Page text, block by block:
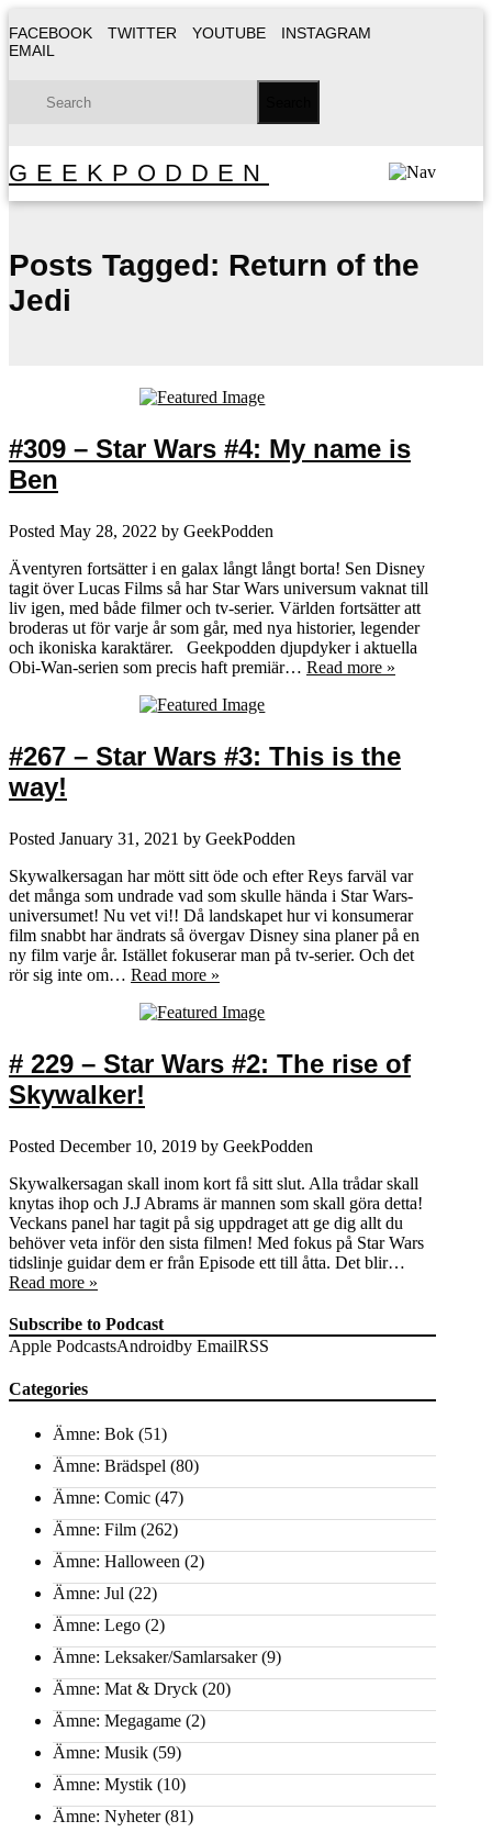
FACEBOOK TWITTER YOUTUBE
INSTAGRAM
EMAIL
GEEKPODDEN
Posts Tagged: Return of the
Jedi
#309 – Star Wars #4: My name is
Ben
Posted May 28, 2022 by GeekPodden
Äventyren fortsätter i en galax långt långt borta! Sen Disney
tagit över Lucas Films så har Star Wars universum vaknat till
liv igen, med både filmer och tv-serier. Världen fortsätter att
broderas ut för varje år som går, med nya historier, legender
och ikoniska karaktärer. Geekpodden djupdyker i aktuella
Obi-Wan-serien som precis haft premiär… Read more »
#267 – Star Wars #3: This is the
way!
Posted January 31, 2021 by GeekPodden
Skywalkersagan har mött sitt öde och efter Reys farväl var
det många som undrade vad som skulle hända i Star Wars-
universumet! Nu vet vi!! Då landskapet hur vi konsumerar
film snabbt har ändrats så övergav Disney sina planer på en
ny film varje år. Istället fokuserar man på tv-serier. Och det
rör sig inte om… Read more »
# 229 – Star Wars #2: The rise of
Skywalker!
Posted December 10, 2019 by GeekPodden
Skywalkersagan skall inom kort få sitt slut. Alla trådar skall
knytas ihop och J.J Abrams är mannen som skall göra detta!
Veckans panel har tagit på sig uppdraget att ge dig allt du
behöver veta inför den sista filmen! Med fokus på Star Wars
tidslinje guidar dem er från Episode ett till åtta. Det blir…
Read more »
Subscribe to Podcast
Apple PodcastsAndroidby EmailRSS
Categories
Ämne: Bok (51)
Ämne: Brädspel (80)
Ämne: Comic (47)
Ämne: Film (262)
Ämne: Halloween (2)
Ämne: Jul (22)
Ämne: Lego (2)
Ämne: Leksaker/Samlarsaker(9)
Ämne: Mat & Dryck (20)
Ämne: Megagame (2)
Ämne: Musik (59)
Ämne: Mystik (10)
Ämne: Nyheter(81)